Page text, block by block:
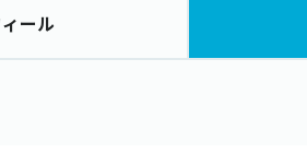
ール